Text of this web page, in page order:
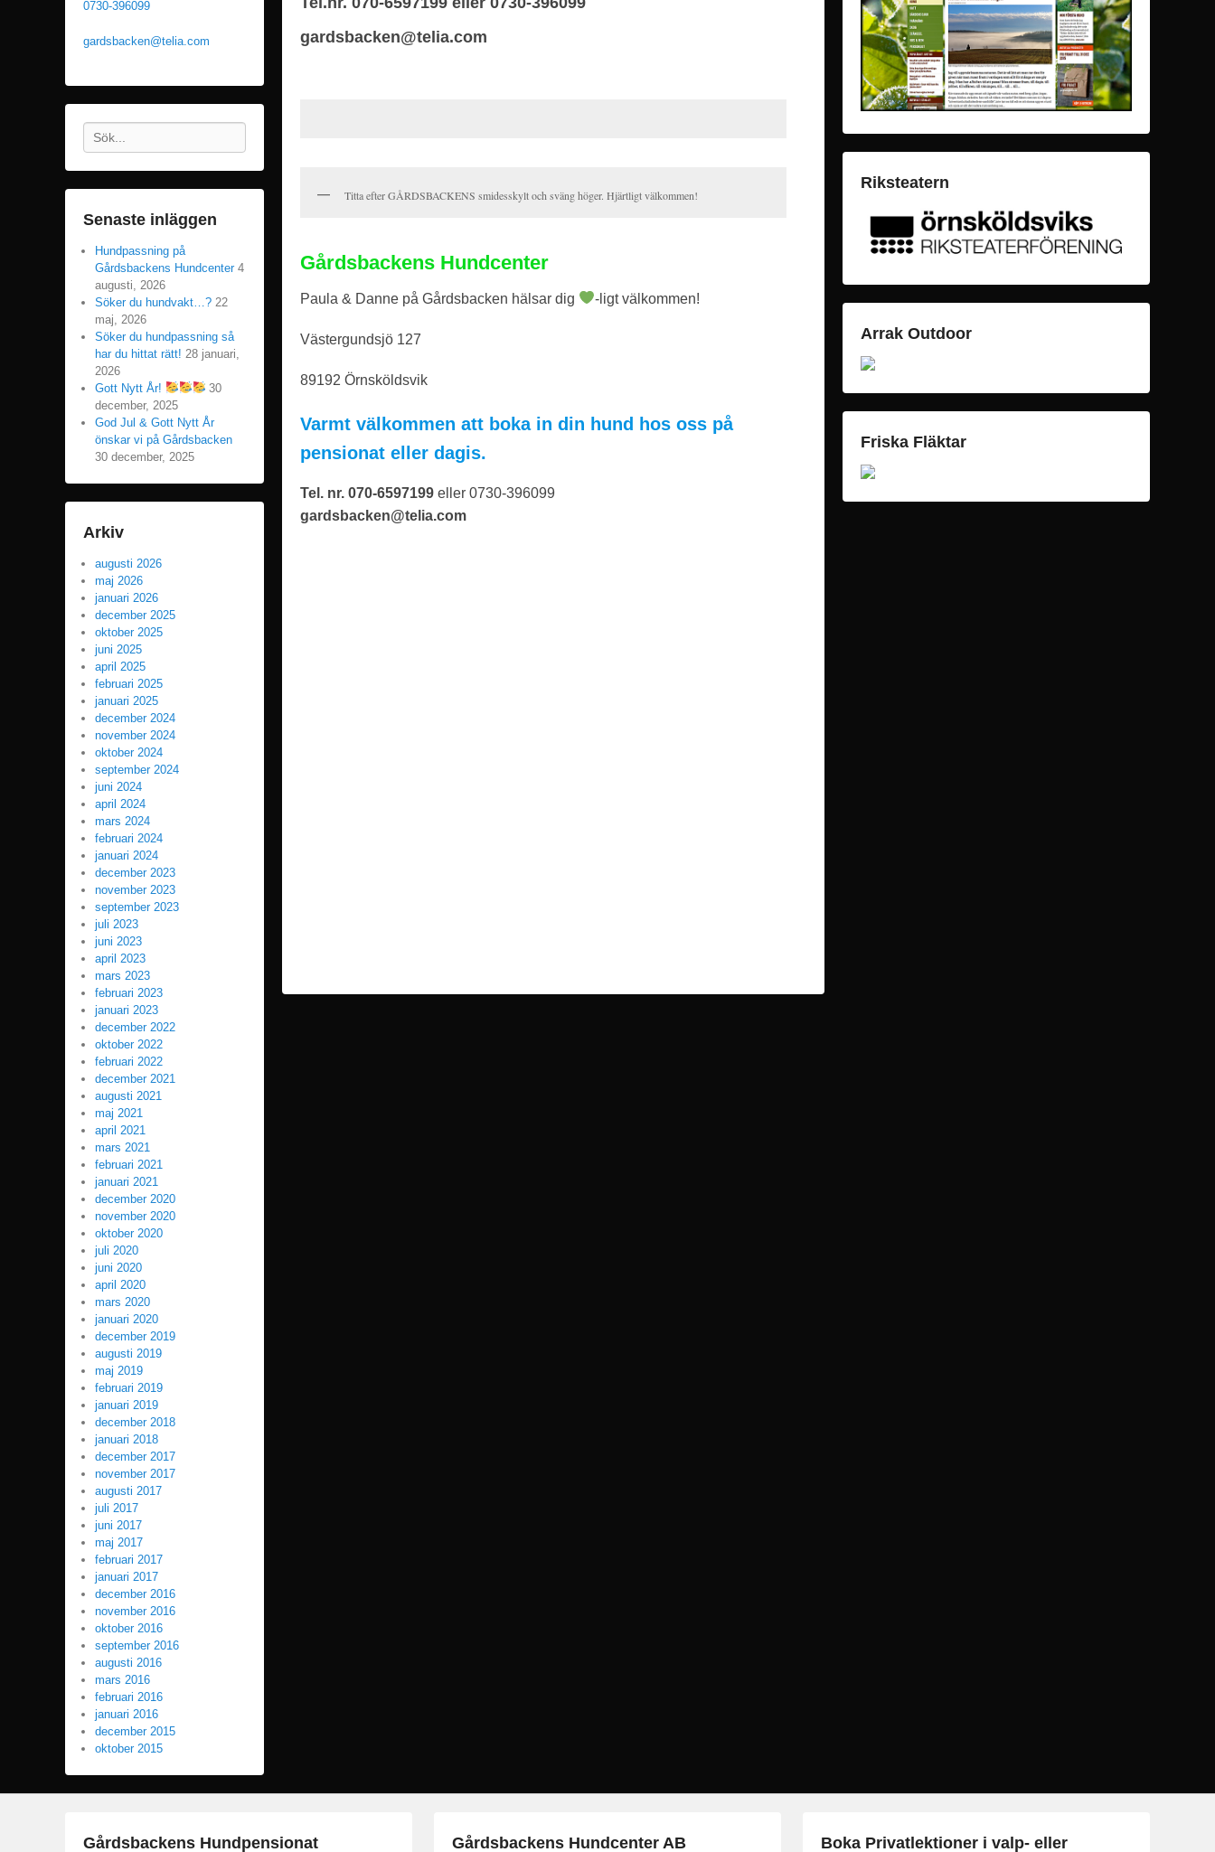
å
gardsbacken@telia.com
Titta efter GÅRDSBACKENS smidesskylt och sväng höger. Hjärtligt välkommen!
Gårdsbackens Hundcenter
Paula & Danne på Gårdsbacken hälsar dig -ligt välkommen!
Västergundsjö 127
89192 Örnsköldsvik
Varmt välkommen att boka in din hund hos oss på
pensionat eller dagis.
Tel. nr. 070-6597199 eller 0730-396099
gardsbacken@telia.com
Riksteatern
Arrak Outdoor
Friska Fläktar
0730-396099
gardsbacken@telia.com
Sök
Senaste inläggen
Hundpassning på
Gårdsbackens Hundcenter 4
augusti, 2026
Söker du hundvakt…? 22
maj, 2026
Söker du hundpassning så
har du hittat rätt! 28 januari,
2026
Gott Nytt År!
30
december, 2025
God Jul & Gott Nytt År
önskar vi på Gårdsbacken
30 december, 2025
Arkiv
augusti 2026
maj 2026
januari 2026
december 2025
oktober 2025
juni 2025
april 2025
februari 2025
januari 2025
december 2024
november 2024
oktober 2024
september 2024
juni 2024
april 2024
mars 2024
februari 2024
januari 2024
december 2023
november 2023
september 2023
juli 2023
juni 2023
april 2023
mars 2023
februari 2023
januari 2023
december 2022
oktober 2022
februari 2022
december 2021
augusti 2021
maj 2021
april 2021
mars 2021
februari 2021
januari 2021
december 2020
november 2020
oktober 2020
juli 2020
juni 2020
april 2020
mars 2020
januari 2020
december 2019
augusti 2019
maj 2019
februari 2019
januari 2019
december 2018
januari 2018
december 2017
november 2017
augusti 2017
juli 2017
juni 2017
maj 2017
februari 2017
januari 2017
december 2016
november 2016
oktober 2016
september 2016
augusti 2016
mars 2016
februari 2016
januari 2016
december 2015
oktober 2015
Gårdsbackens Hundpensionat Gårdsbackens Hundcenter AB Boka Privatlektioner i valp- eller